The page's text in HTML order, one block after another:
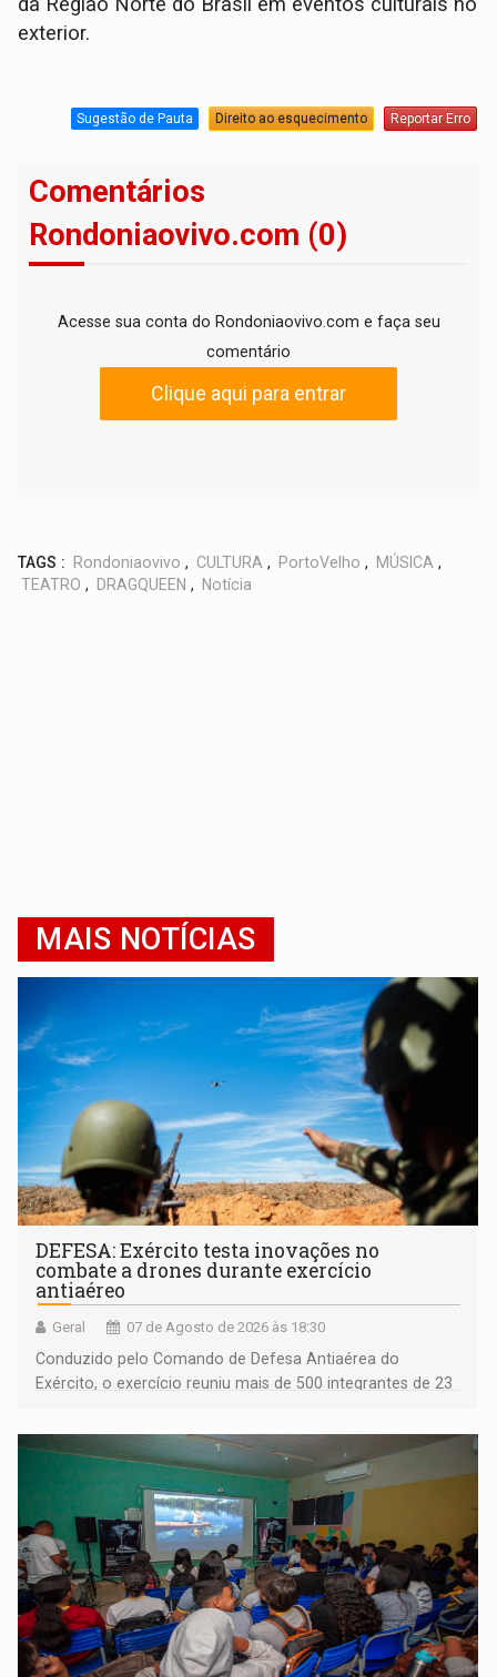
exterior.
Sugestão de Pauta Direito ao esquecimento Reportar Erro
Comentários
Rondoniaovivo.com (0)
Acesse sua conta do Rondoniaovivo.com e faça seu
comentário
Clique aqui para entrar
TAGS : Rondoniaovivo , CULTURA , PortoVelho , MÚSICA ,
TEATRO , DRAGQUEEN , Notícia
MAIS NOTÍCIAS
DEFESA: Exército testa inovações no
combate a drones durante exercício
antiaéreo
Geral 07 de Agosto de 2026 às 18:30
Conduzido pelo Comando de Defesa Antiaérea do
Exército, o exercício reuniu mais de 500 integrantes de 23